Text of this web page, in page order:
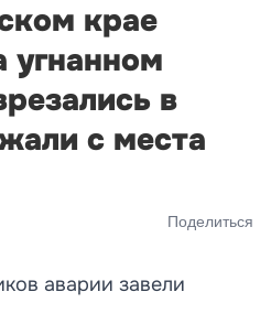
крае
угнанном
в
с места
Поделиться
аварии завели